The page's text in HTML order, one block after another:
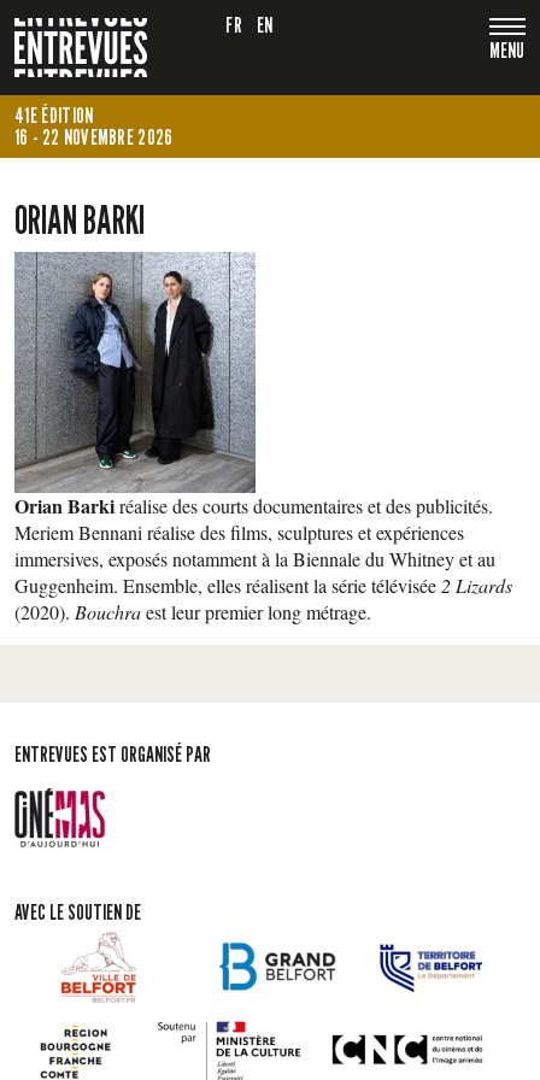
MENU
FR EN
41E ÉDITION
16 - 22 NOVEMBRE 2026
ORIAN BARKI
Orian Barkiréalise des courts documentaires et des publicités.
Meriem Bennani réalise des films, sculptures et expériences
immersives, exposés notamment à la Biennale du Whitney et au
Guggenheim. Ensemble, elles réalisent la série télévisée 2 Lizards
(2020). Bouchraest leur premier long métrage.
ENTREVUES EST ORGANISÉ PAR
AVEC LE SOUTIEN DE